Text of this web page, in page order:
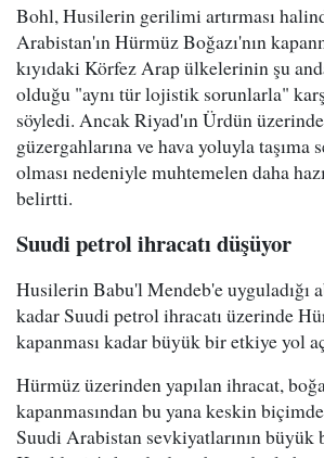
Bohl, Husilerin gerilimi artırması
Arabistan'ın Hürmüz Boğazı'nın
kıyıdaki Körfez Arap ülkelerinin şu
olduğu "aynı tür lojistik sorunlarla"
söyledi. Ancak Riyad'ın Ürdün
güzergahlarına ve hava yoluyla taşıma
olması nedeniyle muhtemelen daha
belirtti.
Suudi petrol ihracatı düşüyor
Husilerin Babu'l Mendeb'e uyguladığı
kadar Suudi petrol ihracatı üzerinde
kapanması kadar büyük bir etkiye yol
Hürmüz üzerinden yapılan ihracat,
kapanmasından bu yana keskin
Suudi Arabistan sevkiyatlarının büyük